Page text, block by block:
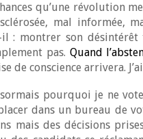
qu’une révolution
mal informée,
il : montrer son
pas. Quand
de conscience arrivera.
pourquoi je ne
dans un bureau de
mais des décisions